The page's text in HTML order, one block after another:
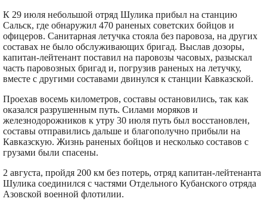
К 29 июля небольшой отряд Шулика прибыл на станцию
Сальск, где обнаружил 470 раненых советских бойцов и
офицеров. Санитарная летучка стояла без паровоза, на других
составах не было обслуживающих бригад. Выслав дозоры,
капитан-лейтенант поставил на паровозы часовых, разыскал
часть паровозных бригад и, погрузив раненых на летучку,
вместе с другими составами двинулся к станции Кавказской.
Проехав восемь километров, составы остановились, так как
оказался разрушенным путь. Силами моряков и
железнодорожников к утру 30 июля путь был восстановлен,
составы отправились дальше и благополучно прибыли на
Кавказскую. Жизнь раненых бойцов и несколько составов с
грузами были спасены.
2 августа, пройдя 200 км без потерь, отряд капитан-лейтенанта
Шулика соединился с частями Отдельного Кубанского отряда
Азовской военной флотилии.